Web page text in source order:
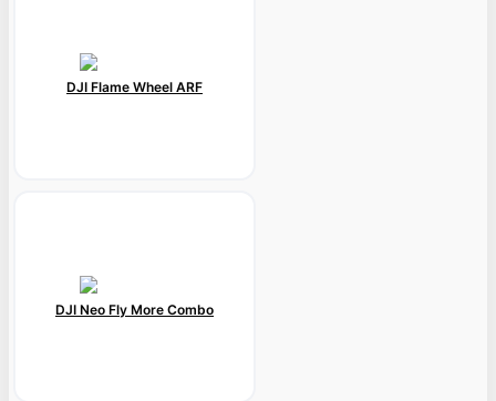
DJI Flame Wheel ARF
DJI Neo Fly More Combo